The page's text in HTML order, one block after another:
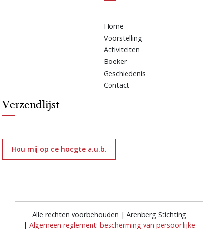
Home
Voorstelling
Activiteiten
Boeken
Geschiedenis
Contact
Verzendlijst
Hou mij op de hoogte a.u.b.
Alle rechten voorbehouden | Arenberg Stichting
| Algemeen reglement: bescherming van persoonlijke